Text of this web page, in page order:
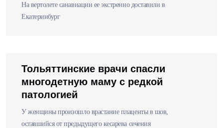
На вертолете санавиации ее экстренно доставили в
Екатеринбург
Тольяттинские врачи спасли
многодетную маму с редкой
патологией
У женщины произошло врастание плаценты в шов,
оставшийся от предыдущего кесарева сечения